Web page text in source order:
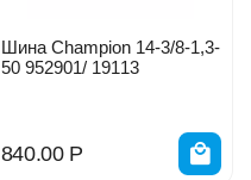
Шина Champion 14-3/8-1,3-
50 952901/ 19113
840.00 Р